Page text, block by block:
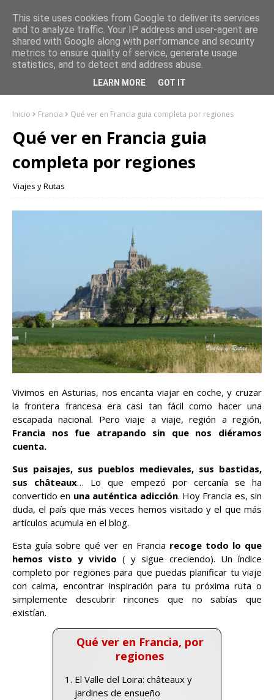
Inicio Francia Qué ver en Francia guia completa por regiones
Qué ver en Francia guia
completa por regiones
Viajes y Rutas
Vivimos en Asturias, nos encanta viajar en coche, y cruzar
la frontera francesa era casi tan fácil como hacer una
escapada nacional. Pero viaje a viaje, región a región,
Francia nos fue atrapando sin que nos diéramos
cuenta.
Sus paisajes, sus pueblos medievales, sus bastidas,
sus châteaux… Lo que empezó por cercanía se ha
convertido en una auténtica adicción. Hoy Francia es, sin
duda, el país que más veces hemos visitado y el que más
artículos acumula en el blog.
Esta guía sobre qué ver en Francia recoge todo lo que
hemos visto y vivido ( y sigue creciendo). Un índice
completo por regiones para que puedas planificar tu viaje
con calma, encontrar inspiración para tu próxima ruta o
simplemente descubrir rincones que no sabías que
existían.
Qué ver en Francia, por
regiones
El Valle del Loira: châteaux y
jardines de ensueño
This site uses cookies from Google to deliver its services
and to analyze traffic. Your IP address and user-agent are
shared with Google along with performance and security
metrics to ensure quality of service, generate usage
statistics, and to detect and address abuse.
LEARN MORE GOT IT